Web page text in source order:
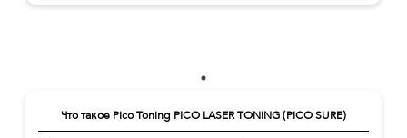
Что такое Pico Toning PICO LASER TONING (PICO SURE)